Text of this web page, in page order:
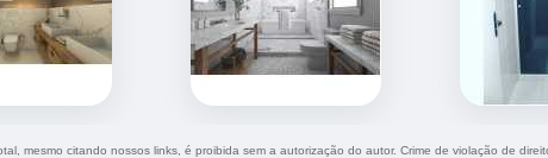
mesmo citando nossos links, é proibida sem a autorização do autor. Crime de violação de